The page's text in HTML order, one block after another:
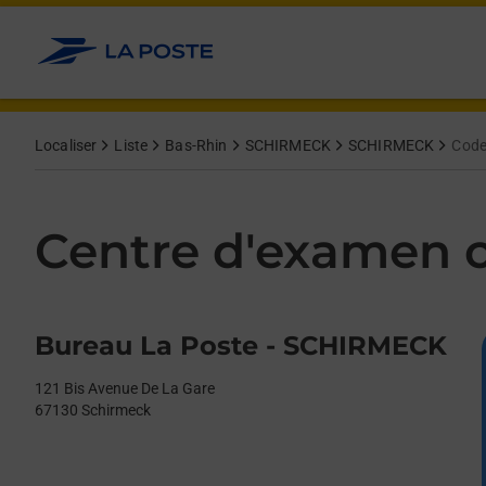
Allez au contenu
Localiser Liste Bas-Rhin SCHIRMECK SCHIRMECK
Centre d'examen
Bureau La Poste - SCHIRMECK
121 Bis Avenue De La Gare
67130 Schirmeck
Day of the WeekHours
Get directions to Centre d&#39;examen code bateau at 121 Bis
lien s'ouvre dans un nouvel onglet
Afficher ou masquer la réponse
Afficher ou masquer la réponse
Afficher ou masquer la réponse
Afficher ou masquer la réponse